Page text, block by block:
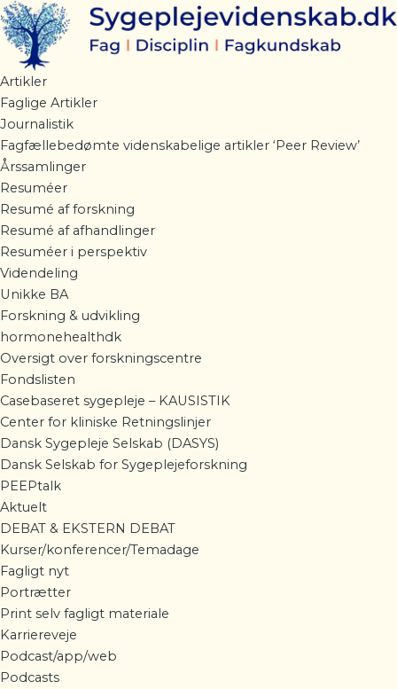
Gå
til
indholdet
Artikler
Faglige Artikler
Journalistik
Fagfællebedømte videnskabelige artikler ‘Peer Review’
Årssamlinger
Resuméer
Resumé af forskning
Resumé af afhandlinger
Resuméer i perspektiv
Videndeling
Unikke BA
Forskning & udvikling
hormonehealthdk
Oversigt over forskningscentre
Fondslisten
Casebaseret sygepleje – KAUSISTIK
Center for kliniske Retningslinjer
Dansk Sygepleje Selskab (DASYS)
Dansk Selskab for Sygeplejeforskning
PEEPtalk
Aktuelt
DEBAT & EKSTERN DEBAT
Kurser/konferencer/Temadage
Fagligt nyt
Portrætter
Print selv fagligt materiale
Karriereveje
Podcast/app/web
Podcasts